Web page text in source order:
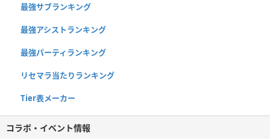
最強サブランキング
最強アシストランキング
最強パーティランキング
リセマラ当たりランキング
Tier表メーカー
コラボ・イベント情報